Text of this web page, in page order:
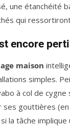
une étanchéité
qui
encore
maison
simples.
à col de
ses gouttières
la tâche implique